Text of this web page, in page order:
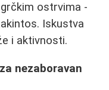
ostrvima -
Iskustva
i aktivnosti.
nezaboravan